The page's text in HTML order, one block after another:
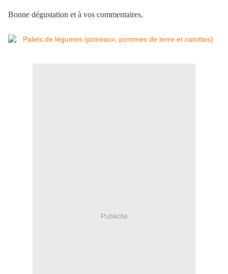
Bonne dégustation et à vos commentaires.
Publicité